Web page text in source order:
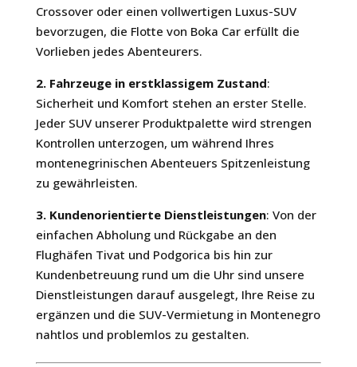
Crossover oder einen vollwertigen Luxus-SUV
bevorzugen, die Flotte von Boka Car erfüllt die
Vorlieben jedes Abenteurers.
2. Fahrzeuge in erstklassigem Zustand:
Sicherheit und Komfort stehen an erster Stelle.
Jeder SUV unserer Produktpalette wird strengen
Kontrollen unterzogen, um während Ihres
montenegrinischen Abenteuers Spitzenleistung
zu gewährleisten.
3. Kundenorientierte Dienstleistungen: Von der
einfachen Abholung und Rückgabe an den
Flughäfen Tivat und Podgorica bis hin zur
Kundenbetreuung rund um die Uhr sind unsere
Dienstleistungen darauf ausgelegt, Ihre Reise zu
ergänzen und die SUV-Vermietung in Montenegro
nahtlos und problemlos zu gestalten.